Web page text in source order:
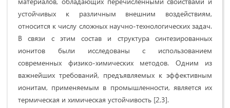
устойчивых к различным внешним воздействиям,
относится к числу сложных научно-технологических задач.
В связи с этим состав и структура синтезированных
ионитов были исследованы с использованием
современных физико-химических методов. Одним из
важнейших требований, предъявляемых к эффективным
ионитам, применяемым в промышленности, является их
термическая и химическая устойчивость [2,3].